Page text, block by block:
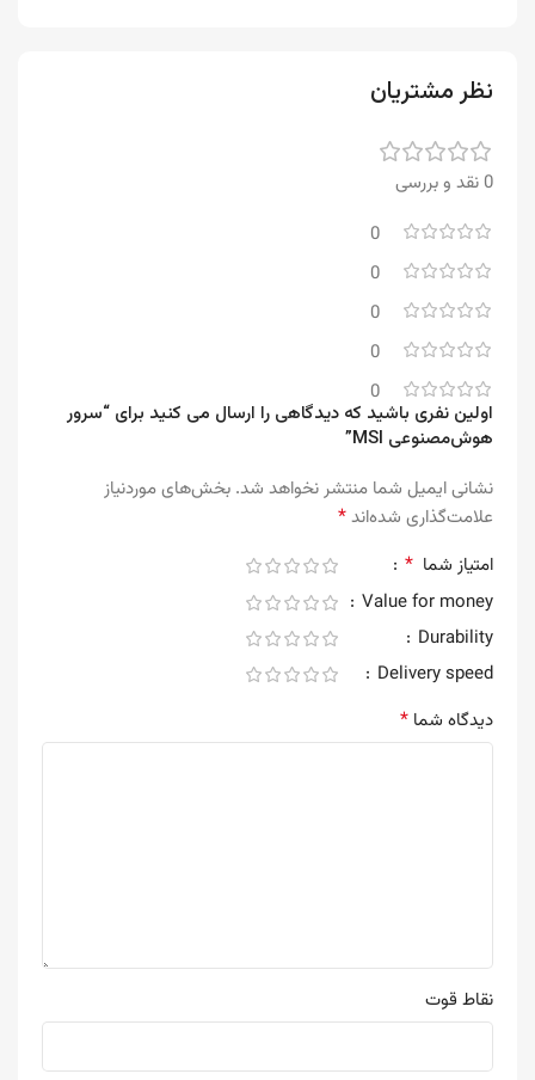
نظر مشتریان
0 نقد و بررسی
0
0
0
0
0
اولین نفری باشید که دیدگاهی را ارسال می کنید برای “سرور
هوش‌مصنوعی MSI”
نشانی ایمیل شما منتشر نخواهد شد. بخش‌های موردنیاز
علامت‌گذاری شده‌اند*
امتیاز شما *
Value for money
Durability
Delivery speed
دیدگاه شما *
نقاط قوت